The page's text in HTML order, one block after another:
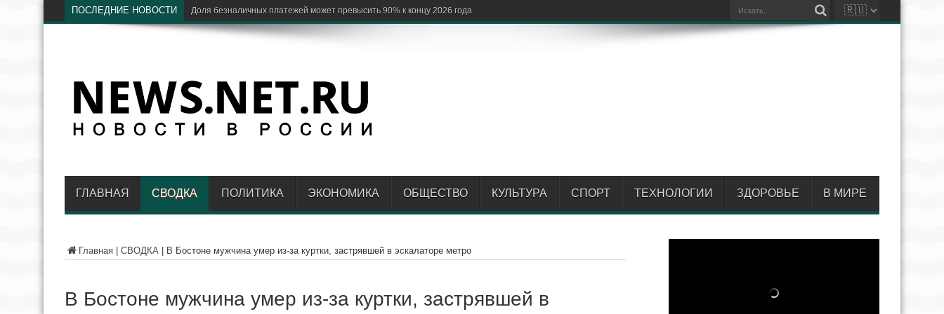
ПОСЛЕДНИЕ НОВОСТИ Ц
ГЛАВНАЯ СВОДКА ПОЛИТИКА ЭКОНОМИКА ОБЩЕСТВО КУЛЬТУРА СПОРТ ТЕХНОЛОГИИ ЗДОРОВЬЕ В МИРЕ
Главная СВОДКА В Бостоне мужчина умер из-за куртки, застрявшей в эскалаторе метро
В Бостоне мужчина умер из-за куртки, застрявшей в